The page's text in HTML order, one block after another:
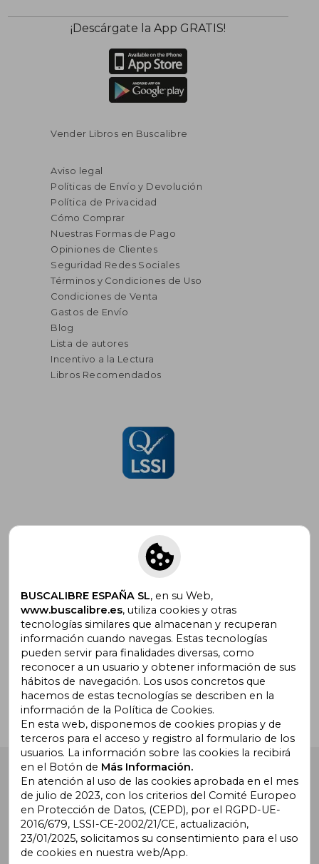
¡Descárgate la App GRATIS!
Vender Libros en Buscalibre
Aviso legal
Políticas de Envío y Devolución
Política de Privacidad
Cómo Comprar
Nuestras Formas de Pago
Opiniones de Clientes
Seguridad Redes Sociales
Términos y Condiciones de Uso
Condiciones de Venta
Gastos de Envío
Blog
Lista de autores
Incentivo a la Lectura
Libros Recomendados
Suscríbete para recibir ofertas y
promociones
¿Necesitas ayuda?
Ir a Centro de Soporte
Buscalibre España. Calle Energía, 65, Nave 3 (08940),
Cornellà de Llobregat, Barcelona. Derechos Reservados.
Buscalibre Argentina| Buscalibre Chile
BUSCALIBRE ESPAÑA SL, en su Web,
www.buscalibre.es, utiliza cookies y otras
tecnologías similares que almacenan y recuperan
información cuando navegas. Estas tecnologías
pueden servir para finalidades diversas, como
reconocer a un usuario y obtener información de sus
hábitos de navegación. Los usos concretos que
hacemos de estas tecnologías se describen en la
información de la Política de Cookies.
En esta web, disponemos de cookies propias y de
terceros para el acceso y registro al formulario de los
usuarios. La información sobre las cookies la recibirá
en el Botón de Más Información.
En atención al uso de las cookies aprobada en el mes
de julio de 2023, con los criterios del Comité Europeo
en Protección de Datos, (CEPD), por el RGPD-UE-
2016/679, LSSI-CE-2002/21/CE, actualización,
23/01/2025, solicitamos su consentimiento para el uso
de cookies en nuestra web/App.